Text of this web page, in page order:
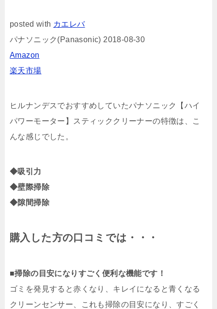
posted with カエレバ
パナソニック(Panasonic) 2018-08-30
Amazon
楽天市場
ヒルナンデスでおすすめしていたパナソニック【ハイ
パワーモーター】スティッククリーナーの特徴は、こ
んな感じでした。
◆吸引力
◆壁際掃除
◆隙間掃除
購入した方の口コミでは・・・
■掃除の目安になりすごく便利な機能です！
ゴミを発見すると赤くなり、キレイになると青くなる
クリーンセンサー、これも掃除の目安になり、すごく